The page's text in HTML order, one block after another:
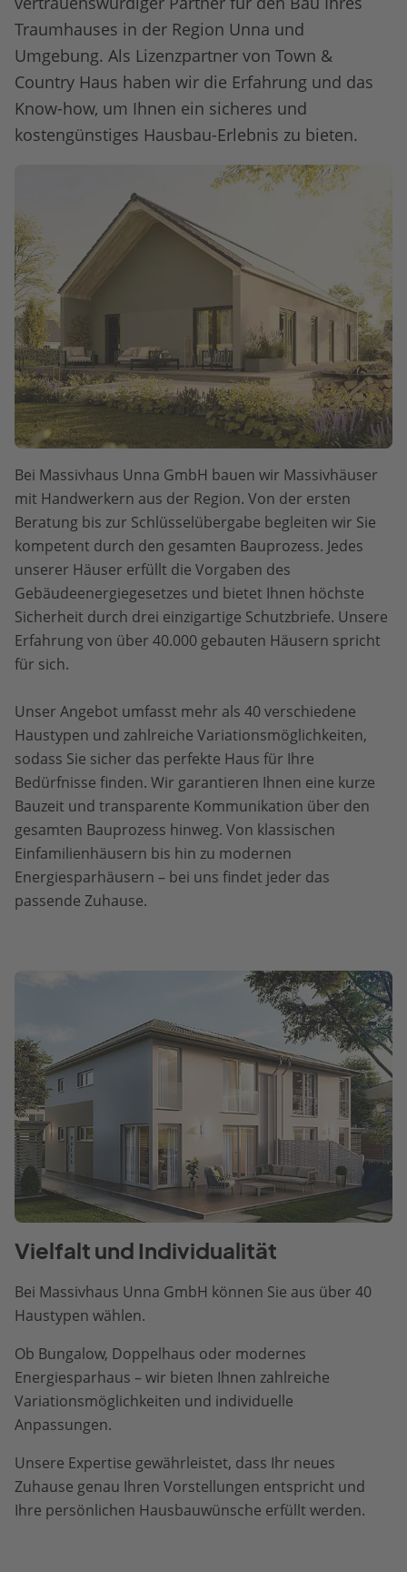
Traumhauses in der Region Unna und
Umgebung. Als Lizenzpartner von Town &
Country Haus haben wir die Erfahrung und das
Know-how, um Ihnen ein sicheres und
kostengünstiges Hausbau-Erlebnis zu bieten.
Bei Massivhaus Unna GmbH bauen wir Massivhäuser
mit Handwerkern aus der Region. Von der ersten
Beratung bis zur Schlüsselübergabe begleiten wir Sie
kompetent durch den gesamten Bauprozess. Jedes
unserer Häuser erfüllt die Vorgaben des
Gebäudeenergiegesetzes und bietet Ihnen höchste
Sicherheit durch drei einzigartige Schutzbriefe. Unsere
Erfahrung von über 40.000 gebauten Häusern spricht
für sich.
Unser Angebot umfasst mehr als 40 verschiedene
Haustypen und zahlreiche Variationsmöglichkeiten,
sodass Sie sicher das perfekte Haus für Ihre
Bedürfnisse finden. Wir garantieren Ihnen eine kurze
Bauzeit und transparente Kommunikation über den
gesamten Bauprozess hinweg. Von klassischen
Einfamilienhäusern bis hin zu modernen
Energiesparhäusern – bei uns findet jeder das
passende Zuhause.
Vielfalt und Individualität
Bei Massivhaus Unna GmbH können Sie aus über 40
Haustypen wählen.
Ob Bungalow, Doppelhaus oder modernes
Energiesparhaus – wir bieten Ihnen zahlreiche
Variationsmöglichkeiten und individuelle
Anpassungen.
Unsere Expertise gewährleistet, dass Ihr neues
Zuhause genau Ihren Vorstellungen entspricht und
Ihre persönlichen Hausbauwünsche erfüllt werden.